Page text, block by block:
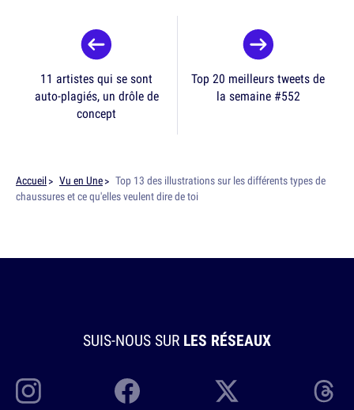
11 artistes qui se sont
auto-plagiés, un drôle de
concept
Top 20 meilleurs tweets de
la semaine #552
Accueil Vu en Une
Top 13 des illustrations sur les différents types de
chaussures et ce qu'elles veulent dire de toi
SUIS-NOUS SUR LES RÉSEAUX